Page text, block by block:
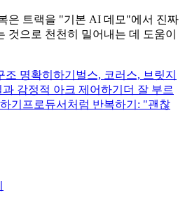
은 트랙을 "기본 AI 데모"에서 진짜
것으로 천천히 밀어내는 데 도움이
명확히하기 벌스, 코러스, 브릿지
감정적 아크 제어하기 더 잘 부르
기 프로듀서처럼 반복하기: "괜찮